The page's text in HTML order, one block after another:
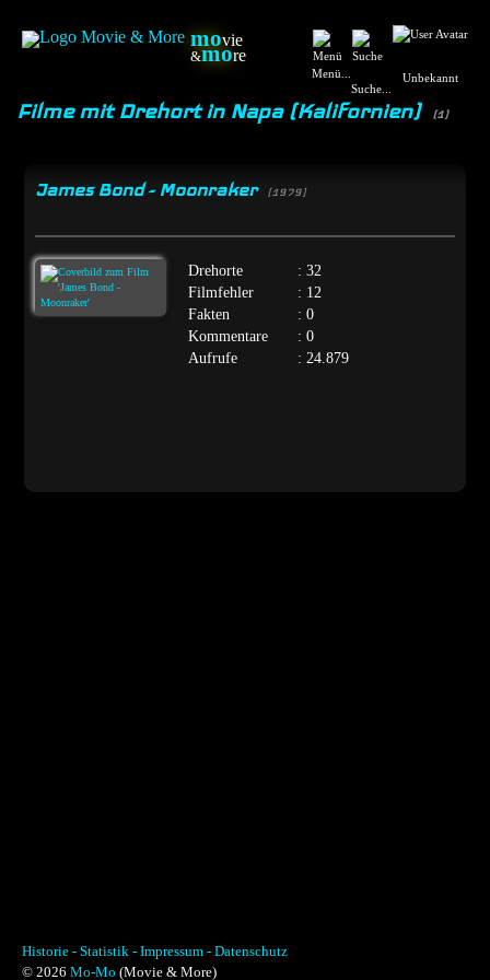
movie
&more
Menü...
Suche...
Unbekannt
Filme mit Drehort in Napa (Kalifornien) (1)
James Bond - Moonraker [1979]
Drehorte
: 32
Filmfehler
: 12
Fakten
: 0
Kommentare
: 0
Aufrufe
: 24.879
Historie - Statistik - Impressum - Datenschutz
© 2026 Mo-Mo (Movie & More)